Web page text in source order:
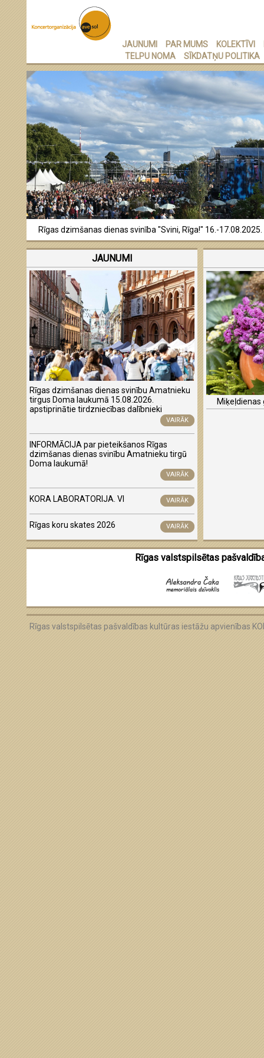
JAUNUMI PAR MUMS KOLEKTĪVI
TELPU NOMA
SĪKDATŅU POLITIKA
Rīgas dzimšanas dienas svinība "Svini, Rīga!" 16.-17.08.2025.
Rīgas kamerkoris AVE SOL 2024
JAUNUMI
Rīgas dzimšanas dienas svinību Amatnieku
tirgus Doma laukumā 15.08.2026.
apstiprinātie tirdzniecības dalībnieki
VAIRĀK
INFORMĀCIJA par pieteikšanos Rīgas
dzimšanas dienas svinību Amatnieku tirgū
Doma laukumā!
VAIRĀK
KORA LABORATORIJA. VI VAIRĀK
Rīgas koru skates 2026 VAIRĀK
Miķeļdienas
Rīgas valstspilsētas
Rīgas valstspilsētas pašvaldības kultūras iestāžu apvienības